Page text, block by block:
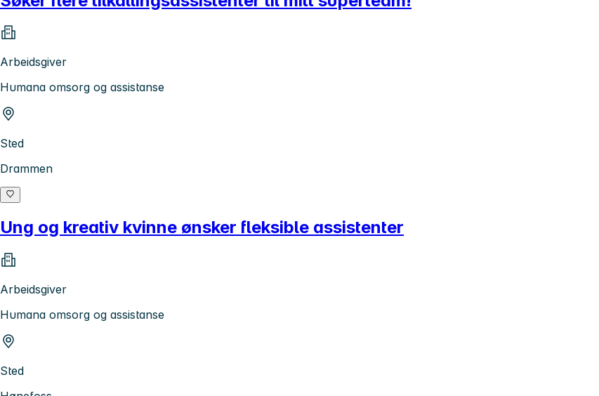
Arbeidsgiver
Humana omsorg og assistanse
Sted
Drammen
Ung og kreativ kvinne ønsker fleksible assistenter
Arbeidsgiver
Humana omsorg og assistanse
Sted